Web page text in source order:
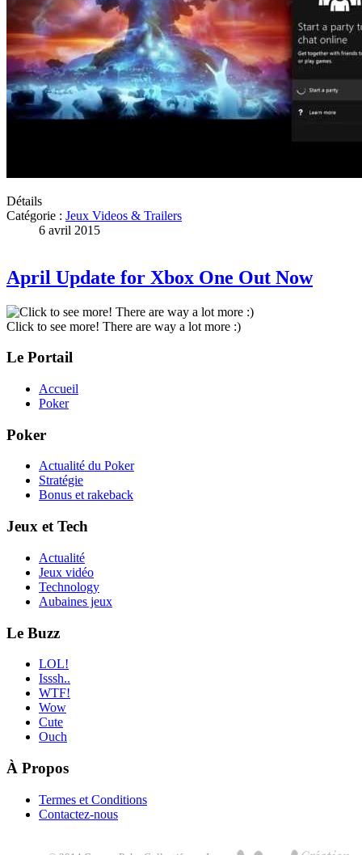
Détails
Catégorie : Jeux Videos & Trailers
6 avril 2015
April Update for Xbox One Out Now
Click to see more! There are way a lot more :)
Le Portail
Accueil
Poker
Poker
Actualité du Poker
Stratégie
Bonus et rakeback
Jeux et Tech
Actualité
Jeux vidéo
Technology
Aubaines jeux
Le Buzz
LOL!
Isssh..
WTF!
Wow
Cute
Ouch
À Propos
Termes et Conditions
Contactez-nous